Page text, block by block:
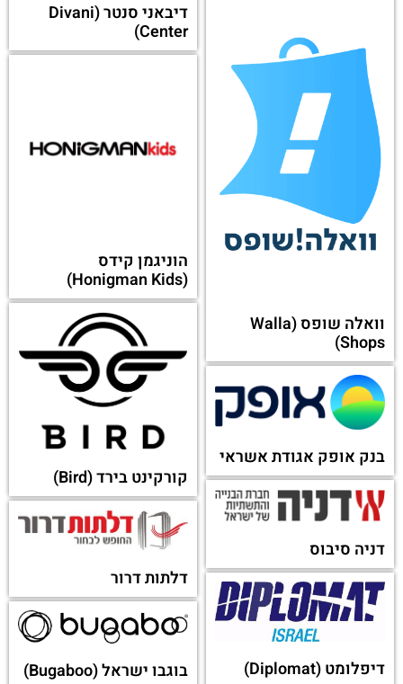
דיבאני סנטר (Divani
Center)
וואלה שופס (Walla
Shops)
הוניגמן קידס
(Honigman Kids)
בנק אופק אגודת אשראי
קורקינט בירד (Bird)
דניה סיבוס
דלתות דרור
דיפלומט (Diplomat) בוגבו ישראל (Bugaboo)